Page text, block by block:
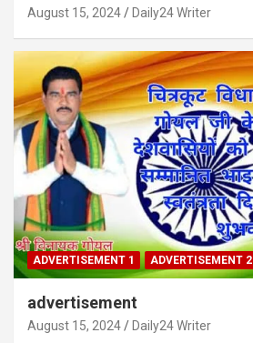
August 15, 2024 Daily24 Writer
ADVERTISEMENT 1 ADVERTISEMENT 2
advertisement
August 15, 2024 Daily24 Writer